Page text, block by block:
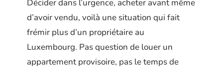
Décider dans l’urgence, acheter avant même
d’avoir vendu, voilà une situation qui fait
frémir plus d’un propriétaire au
Luxembourg. Pas question de louer un
appartement provisoire, pas le temps de